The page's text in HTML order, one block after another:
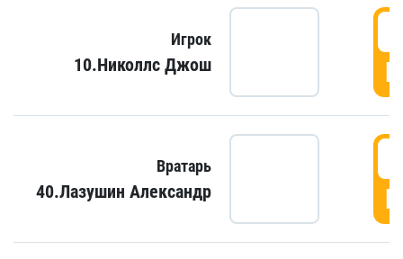
Игрок
10.Николлс Джош
Вратарь
40.Лазушин Александр